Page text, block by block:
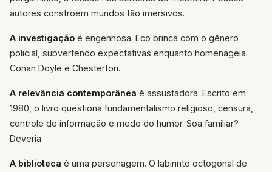
autores constroem mundos tão imersivos.
A investigação é engenhosa. Eco brinca com o gênero
policial, subvertendo expectativas enquanto homenageia
Conan Doyle e Chesterton.
A relevância contemporânea é assustadora. Escrito em
1980, o livro questiona fundamentalismo religioso, censura,
controle de informação e medo do humor. Soa familiar?
Deveria.
A biblioteca é uma personagem. O labirinto octogonal de